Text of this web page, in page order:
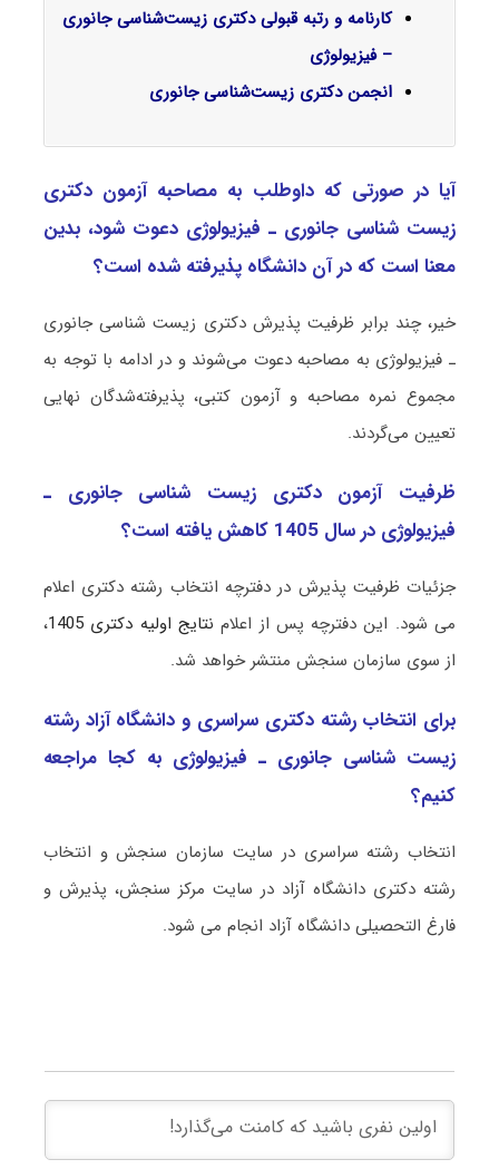
کارنامه و رتبه قبولی دکتری زیست‌شناسی جانوری
– فیزیولوژی
انجمن دکتری زیست‌شناسی جانوری
آیا در صورتی که داوطلب به مصاحبه آزمون دکتری
زیست شناسی ﺟﺎﻧﻮری ـ ﻓﻴﺰﻳﻮﻟﻮژی دعوت شود، بدین
معنا است که در آن دانشگاه پذیرفته شده است؟
خیر، چند برابر ظرفیت پذیرش دکتری زیست شناسی ﺟﺎﻧﻮری
ـ ﻓﻴﺰﻳﻮﻟﻮژی به مصاحبه دعوت می‌شوند و در ادامه با توجه به
مجموع نمره مصاحبه و آزمون کتبی، پذیرفته‌شدگان نهایی
تعیین می‌گردند.
ظرفیت آزمون دکتری زیست شناسی ﺟﺎﻧﻮری ـ
ﻓﻴﺰﻳﻮﻟﻮژی در سال 1405 کاهش یافته است؟
جزئیات ظرفیت پذیرش در دفترچه انتخاب رشته دکتری اعلام
می شود. این دفترچه پس از اعلام نتایج اولیه دکتری 1405
،
از سوی سازمان سنجش منتشر خواهد شد.
برای انتخاب رشته دکتری سراسری و دانشگاه آزاد رشته
زیست شناسی ﺟﺎﻧﻮری ـ ﻓﻴﺰﻳﻮﻟﻮژی به کجا مراجعه
کنیم؟
انتخاب رشته سراسری در سایت سازمان سنجش و انتخاب
رشته دکتری دانشگاه آزاد در سایت مرکز سنجش، پذیرش و
فارغ التحصیلی دانشگاه آزاد انجام می شود.